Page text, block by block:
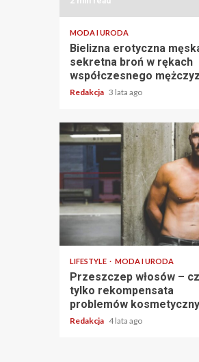
MODA I URODA
Bielizna erotyczna
sekretna broń w rękach
współczesnego
Redakcja 3 lata ago
LIFESTYLE MODA I URODA
Przeszczep włosów –
tylko rekompensata
problemów
Redakcja 4 lata ago